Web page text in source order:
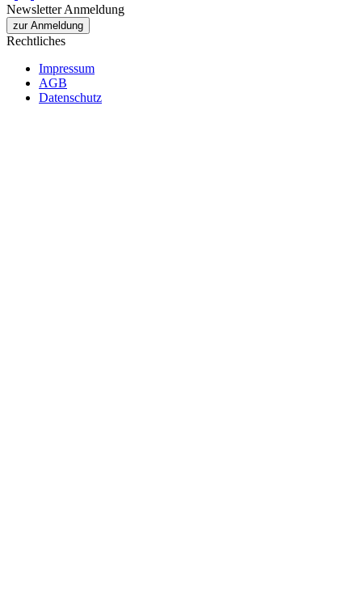
Newsletter Anmeldung
zur Anmeldung
Rechtliches
Impressum
AGB
Datenschutz